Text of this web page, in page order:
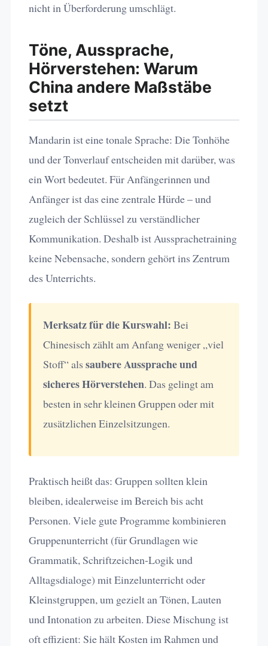
nicht in Überforderung umschlägt.
Töne, Aussprache,
Hörverstehen: Warum
China andere Maßstäbe
setzt
Mandarin ist eine tonale Sprache: Die Tonhöhe
und der Tonverlauf entscheiden mit darüber, was
ein Wort bedeutet. Für Anfängerinnen und
Anfänger ist das eine zentrale Hürde – und
zugleich der Schlüssel zu verständlicher
Kommunikation. Deshalb ist Aussprachetraining
keine Nebensache, sondern gehört ins Zentrum
des Unterrichts.
Merksatz für die Kurswahl: Bei
Chinesisch zählt am Anfang weniger „viel
Stoff“ als saubere Aussprache und
sicheres Hörverstehen. Das gelingt am
besten in sehr kleinen Gruppen oder mit
zusätzlichen Einzelsitzungen.
Praktisch heißt das: Gruppen sollten klein
bleiben, idealerweise im Bereich bis acht
Personen. Viele gute Programme kombinieren
Gruppenunterricht (für Grundlagen wie
Grammatik, Schriftzeichen-Logik und
Alltagsdialoge) mit Einzelunterricht oder
Kleinstgruppen, um gezielt an Tönen, Lauten
und Intonation zu arbeiten. Diese Mischung ist
oft effizient: Sie hält Kosten im Rahmen und